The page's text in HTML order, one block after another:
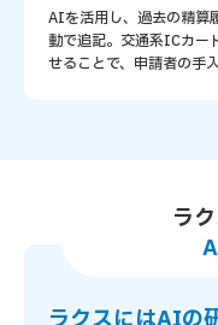
AIを活用し、過去の精算
動で追記。交通系ICカー
せることで、申請者の手
ラ